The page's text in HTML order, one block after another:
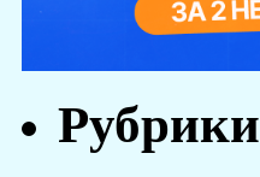
Рубрики